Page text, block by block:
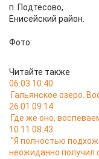
п. Подтёсово,
Енисейский район.
Фото:
Читайте также
06.03 10:40
Гальянское озеро.
26.01 09:14
Где же оно,
10.11 08:43
"Я полностью
неожиданно получил